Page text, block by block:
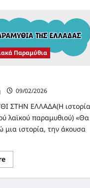
Παραμύθια
09/02/2026
ΣΤΗΝ ΕΛΛΑΔΑ(Η ιστορία
λαϊκού παραμυθιού) «Θα
μια ιστορία, την άκουσα
Read
more
ΤΟ